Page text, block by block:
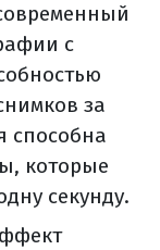
с
за
способна
которые
секунду.